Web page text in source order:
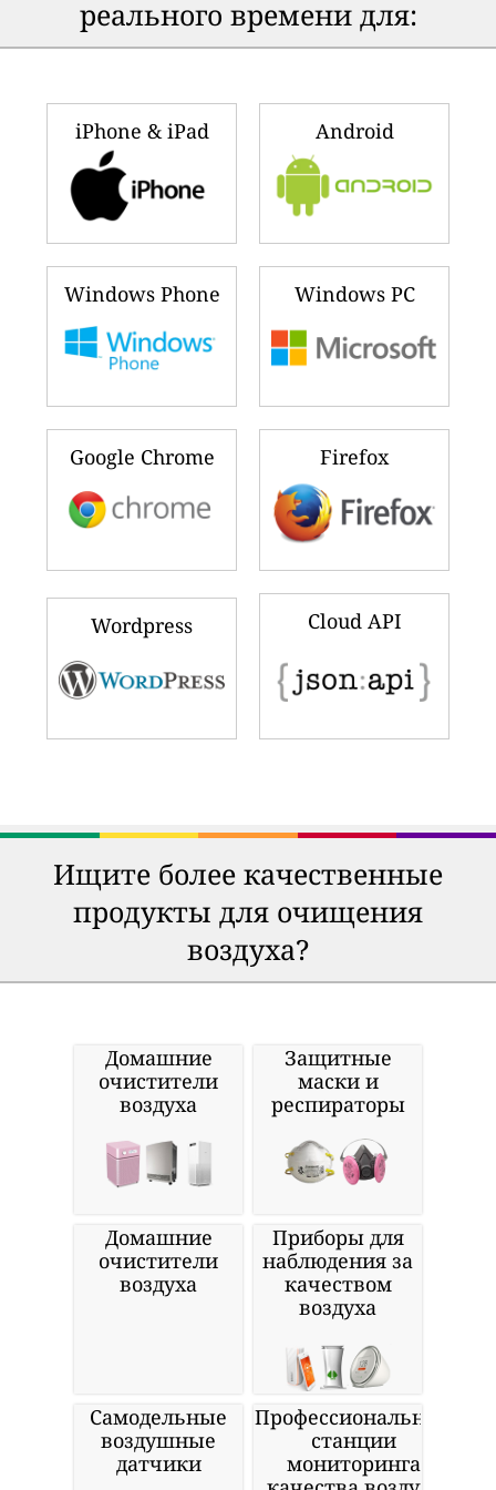
реального времени для:
iPhone & iPad Android
Windows Phone Windows PC
Google Chrome Firefox
Wordpress Cloud API
Ищите более качественные
продукты для очищения
воздуха?
Домашние
очистители
воздуха
Защитные
маски и
респираторы
Домашние
очистители
воздуха
Приборы для
наблюдения за
качеством
воздуха
Самодельные
воздушные
датчики
Профессиональные
станции
мониторинга